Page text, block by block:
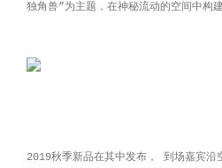
独角兽”为主题，在神秘流动的空间中构
2019秋季新品在其中发布， 到场嘉宾沿